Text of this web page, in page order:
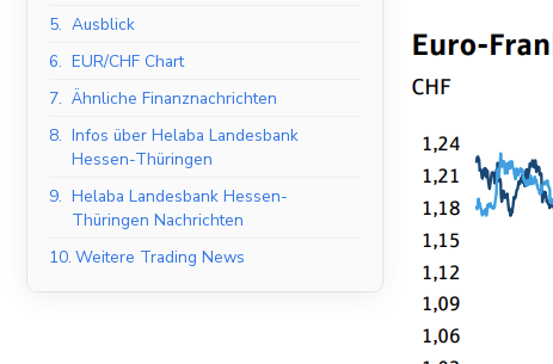
5. Ausblick
6. EUR/CHF Chart
7. Ähnliche Finanznachrichten
8. Infos über Helaba Landesbank
Hessen-Thüringen
9. Helaba Landesbank Hessen-
Thüringen Nachrichten
10. Weitere Trading News